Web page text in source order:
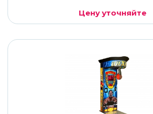
Цену уточняйте